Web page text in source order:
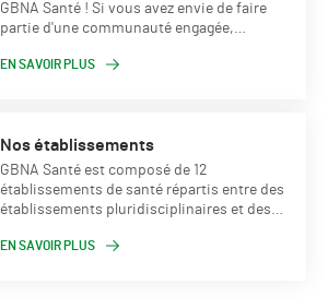
GBNA Santé ! Si vous avez envie de faire
partie d'une communauté engagée,
EN SAVOIR PLUS
Nos établissements
GBNA Santé est composé de 12
établissements de santé répartis entre des
établissements pluridisciplinaires et des
EN SAVOIR PLUS